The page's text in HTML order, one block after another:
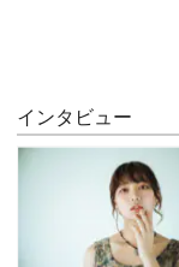
インタビュー